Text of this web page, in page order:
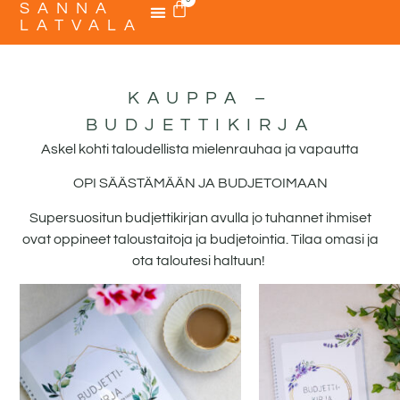
SANNA
LATVALA
KAUPPA –
BUDJETTIKIRJA
Askel kohti taloudellista mielenrauhaa ja vapautta
OPI SÄÄSTÄMÄÄN JA BUDJETOIMAAN
Supersuositun budjettikirjan avulla jo tuhannet ihmiset
ovat oppineet taloustaitoja ja budjetointia. Tilaa omasi ja
ota taloutesi haltuun!